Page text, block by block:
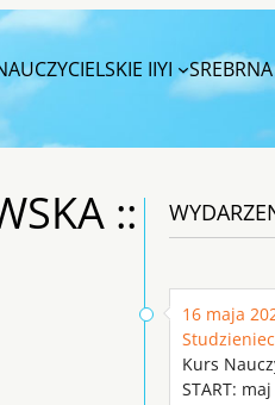
IIYI
::
16 maja
Studzieniec
Kurs
START: